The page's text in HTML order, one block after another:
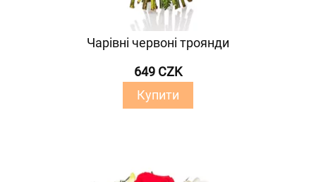
Чарівні червоні троянди
649 CZK
Купити